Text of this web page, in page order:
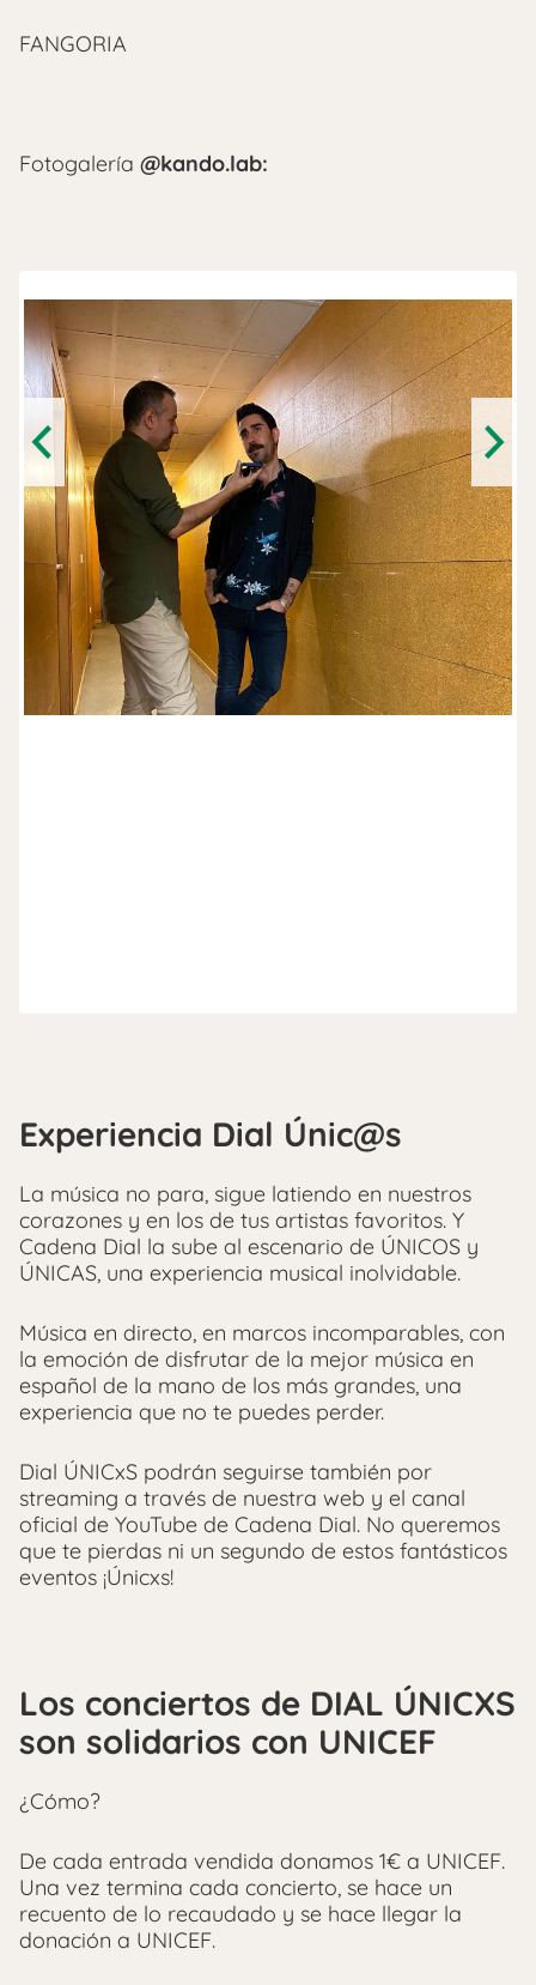
FANGORIA
Fotogalería @kando.lab:
Previous
Next
Experiencia Dial Únic@s
La música no para, sigue latiendo en nuestros
corazones y en los de tus artistas favoritos. Y
Cadena Dial la sube al escenario de ÚNICOS y
ÚNICAS, una experiencia musical inolvidable.
Música en directo, en marcos incomparables, con
la emoción de disfrutar de la mejor música en
español de la mano de los más grandes, una
experiencia que no te puedes perder.
Dial ÚNICxS podrán seguirse también por
streaming a través de nuestra web y el canal
oficial de YouTube de Cadena Dial. No queremos
que te pierdas ni un segundo de estos fantásticos
eventos ¡Únicxs!
Los conciertos de DIAL ÚNICXS
son solidarios con UNICEF
¿Cómo?
De cada entrada vendida donamos 1€ a UNICEF.
Una vez termina cada concierto, se hace un
recuento de lo recaudado y se hace llegar la
donación a UNICEF.